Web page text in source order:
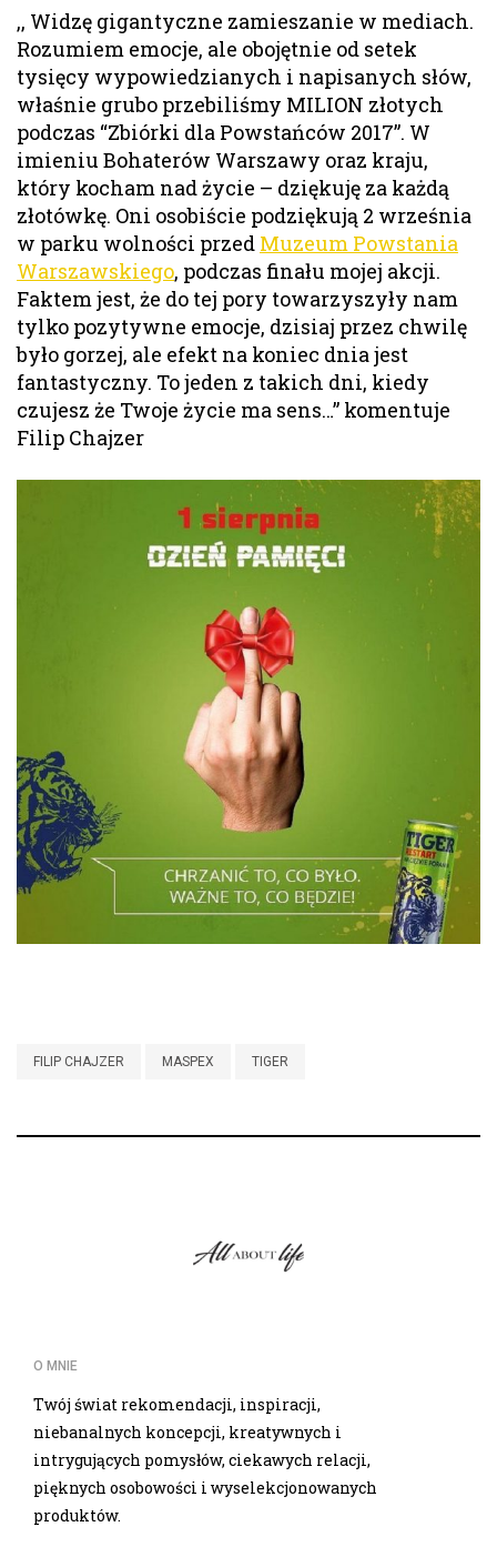
,, Widzę gigantyczne zamieszanie w mediach.
Rozumiem emocje, ale obojętnie od setek
tysięcy wypowiedzianych i napisanych słów,
właśnie grubo przebiliśmy MILION złotych
podczas “Zbiórki dla Powstańców 2017”. W
imieniu Bohaterów Warszawy oraz kraju,
który kocham nad życie – dziękuję za każdą
złotówkę. Oni osobiście podziękują 2 września
w parku wolności przed Muzeum Powstania
Warszawskiego, podczas finału mojej akcji.
Faktem jest, że do tej pory towarzyszyły nam
tylko pozytywne emocje, dzisiaj przez chwilę
było gorzej, ale efekt na koniec dnia jest
fantastyczny. To jeden z takich dni, kiedy
czujesz że Twoje życie ma sens…” komentuje
Filip Chajzer
FILIP CHAJZER MASPEX TIGER
O MNIE
Twój świat rekomendacji, inspiracji,
niebanalnych koncepcji, kreatywnych i
intrygujących pomysłów, ciekawych relacji,
pięknych osobowości i wyselekcjonowanych
produktów.